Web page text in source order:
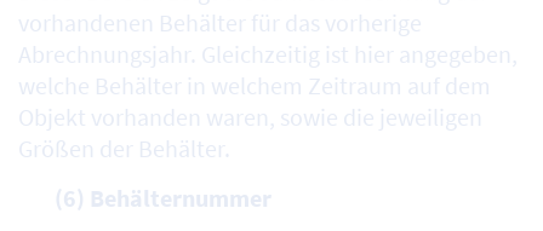
vorhandenen Behälter für das vorherige
Abrechnungsjahr. Gleichzeitig ist hier angegeben,
welche Behälter in welchem Zeitraum auf dem
Objekt vorhanden waren, sowie die jeweiligen
Größen der Behälter.
(6) Behälternummer